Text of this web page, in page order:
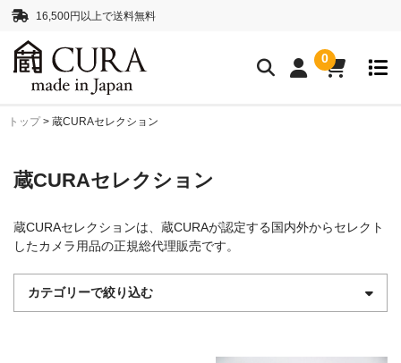
16,500円以上で送料無料
0
クリーニングアイテム
抗菌・消臭・防カビスプレー
ネックストラップ ハンドストラップ
シルクロープストラッ
トップ> 蔵CURAセレクション
蔵CURAセレクション
蔵CURAセレクションは、蔵CURAが認定する国内外からセレクト
したカメラ用品の正規総代理販売です。
カテゴリーで絞り込む